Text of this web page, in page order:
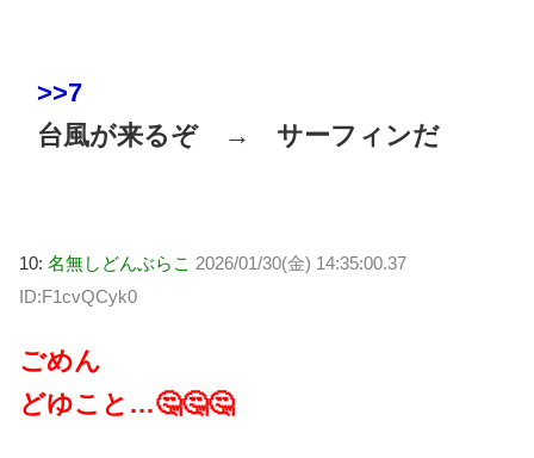
>>7
台風が来るぞ → サーフィンだ
10: 名無しどんぶらこ 2026/01/30(金) 14:35:00.37
ID:F1cvQCyk0
ごめん
どゆこと…🤔🤔🤔